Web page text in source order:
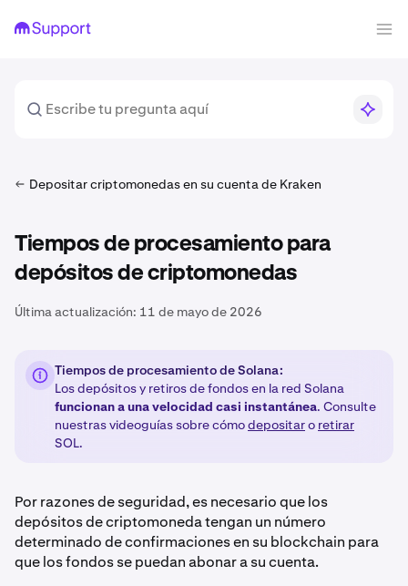
Depositar criptomonedas en su cuenta de Kraken
Tiempos de procesamiento para
depósitos de criptomonedas
Última actualización: 11 de mayo de 2026
Tiempos de procesamiento de Solana:
Los depósitos y retiros de fondos en la red Solana
funcionan a una velocidad casi instantánea. Consulte
nuestras videoguías sobre cómodepositaro retirar
SOL.
Por razones de seguridad, es necesario que los
depósitos de criptomoneda tengan un número
determinado de confirmaciones en su blockchain para
que los fondos se puedan abonar a su cuenta.